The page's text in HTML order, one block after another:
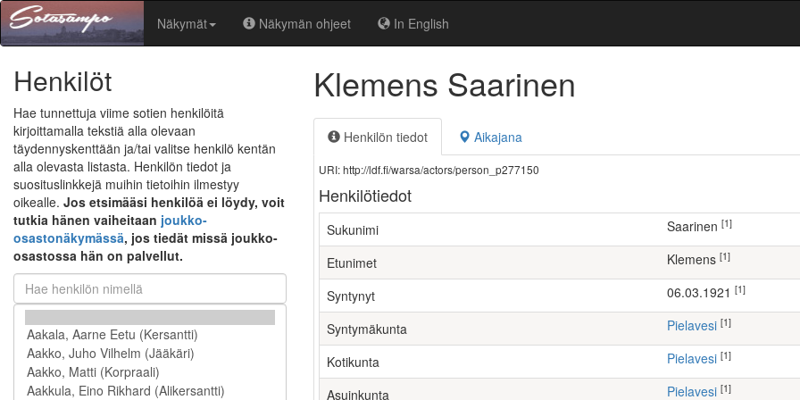
Näkymät Näkymän ohjeet In English
Henkilöt
Hae tunnettuja viime sotien henkilöitä
kirjoittamalla tekstiä alla olevaan
täydennyskenttään ja/tai valitse henkilö kentän
alla olevasta listasta. Henkilön tiedot ja
suosituslinkkejä muihin tietoihin ilmestyy
oikealle. Jos etsimääsi henkilöä ei löydy, voit
tutkia hänen vaiheitaan joukko-
osastonäkymässä, jos tiedät missä joukko-
osastossa hän on palvellut.
Klemens Saarinen
Henkilön tiedot Aikajana
URI: http://ldf.fi/warsa/actors/person_p277150
Henkilötiedot
Sukunimi Saarinen [1]
Etunimet Klemens [1]
Syntynyt 06.03.1921 [1]
Syntymäkunta Pielavesi [1]
Kotikunta Pielavesi [1]
Asuinkunta Pielavesi [1]